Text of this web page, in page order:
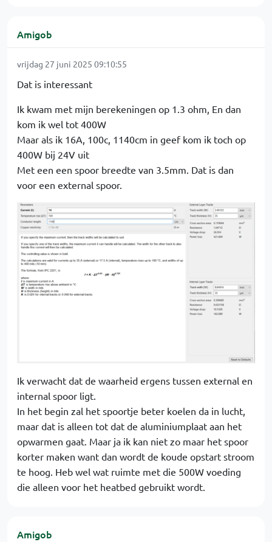
Amigob
vrijdag 27 juni 2025 09:10:55
Dat is interessant
Ik kwam met mijn berekeningen op 1.3 ohm, En dan
kom ik wel tot 400W
Maar als ik 16A, 100c, 1140cm in geef kom ik toch op
400W bij 24V uit
Met een een spoor breedte van 3.5mm. Dat is dan
voor een external spoor.
Ik verwacht dat de waarheid ergens tussen external en
internal spoor ligt.
In het begin zal het spoortje beter koelen da in lucht,
maar dat is alleen tot dat de aluminiumplaat aan het
opwarmen gaat. Maar ja ik kan niet zo maar het spoor
korter maken want dan wordt de koude opstart stroom
te hoog. Heb wel wat ruimte met die 500W voeding
die alleen voor het heatbed gebruikt wordt.
Amigob